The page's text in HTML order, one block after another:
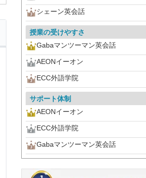
シェーン英会話
授業の受けやすさ
Gabaマンツーマン英会話
AEONイーオン
ECC外語学院
サポート体制
AEONイーオン
ECC外語学院
Gabaマンツーマン英会話